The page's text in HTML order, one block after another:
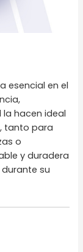
esencial en el
hacen ideal
tanto para
o
y duradera
su